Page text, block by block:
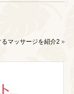
マッサージを紹介2 »